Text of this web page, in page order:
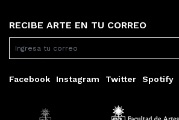
RECIBE ARTE EN TU CORREO
Facebook Instagram Twitter Spotify